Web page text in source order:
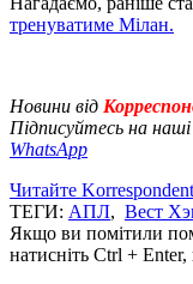
тренуватиме Мілан.
Новини від
Підписуйтесь на
WhatsApp
Читайте
ТЕГИ: АПЛ, Вест
Якщо ви помітили
натисніть Ctrl +